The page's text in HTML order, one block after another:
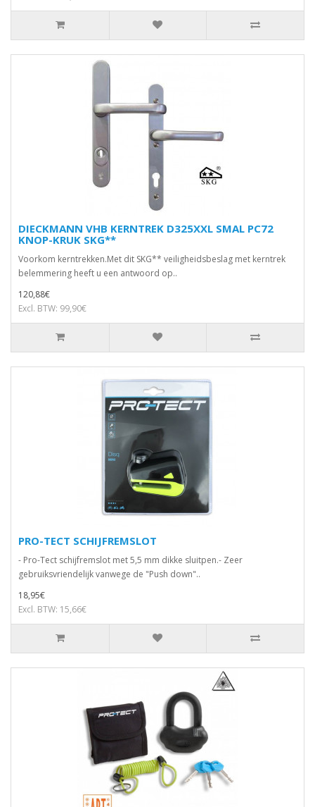
DIECKMANN VHB KERNTREK D325XXL SMAL PC72
KNOP-KRUK SKG**
Voorkom kerntrekken.Met dit SKG** veiligheidsbeslag met kerntrek
belemmering heeft u een antwoord op..
120,88€
Excl. BTW: 99,90€
PRO-TECT SCHIJFREMSLOT
- Pro-Tect schijfremslot met 5,5 mm dikke sluitpen.- Zeer
gebruiksvriendelijk vanwege de "Push down"..
18,95€
Excl. BTW: 15,66€